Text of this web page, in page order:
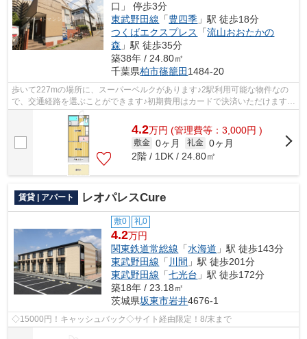
口」 停歩3分
東武野田線 「豊四季 」駅 徒歩18分
つくばエクスプレス
「流山おおたかの
森 」駅 徒歩35分
築38年 / 24.80㎡
千葉県柏市篠籠田 1484-20
歩いて227mの場所に、スーパーベルクがあります♪2駅利用可能な物件なの
で、交通経路を選ぶことができます♪初期費用はカードで決済いただけます♪
こちらの物件はアパートです♪気になる情...
4.2万円 (管理費等：3,000円 )
敷金 0ヶ月 礼金 0ヶ月
2階 / 1DK / 24.80㎡
賃貸 | アパート レオパレスCure
敷0 礼0
4.2万円
関東鉄道常総線 「水海道 」駅 徒歩143分
東武野田線 「 川間 」駅 徒歩201分
東武野田線 「七光台 」駅 徒歩172分
築18年 / 23.18㎡
茨城県坂東市岩井4676-1
◇15000円！キャッシュバック◇サイト経由限定！8/末まで